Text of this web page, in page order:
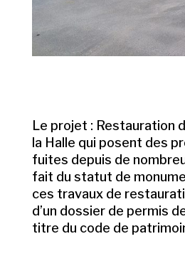
Le projet : Restauration
la Halle qui posent des
fuites depuis de
fait du statut de
ces travaux de
d’un dossier de permis
titre du code de